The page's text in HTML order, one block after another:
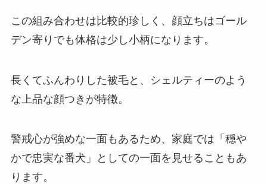
この組み合わせは比較的珍しく、顔立ちはゴール
デン寄りでも体格は少し小柄になります。
長くてふんわりした被毛と、シェルティーのよう
な上品な顔つきが特徴。
警戒心が強めな一面もあるため、家庭では「穏や
かで忠実な番犬」としての一面を見せることもあ
ります。